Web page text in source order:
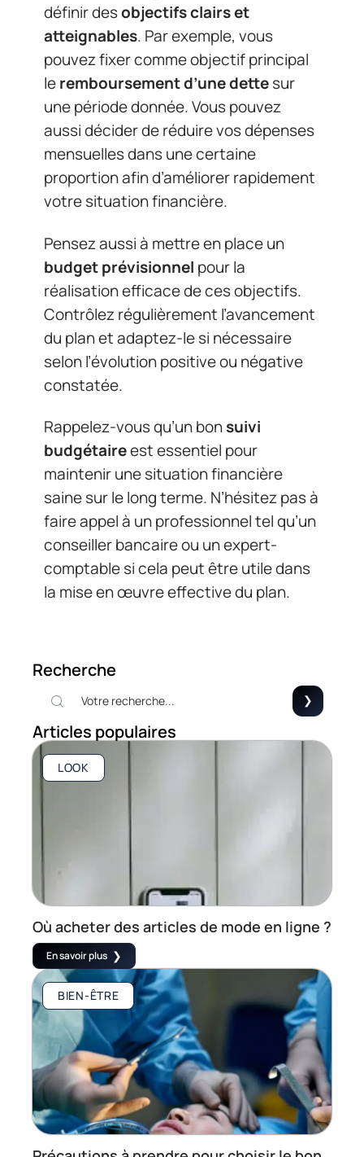
définir desobjectifs clairs et
atteignables. Par exemple, vous
pouvez fixer comme objectif principal
leremboursement d’une dettesur
une période donnée. Vous pouvez
aussi décider de réduire vos dépenses
mensuelles dans une certaine
proportion afin d’améliorer rapidement
votre situation financière.
Pensez aussi à mettre en place un
budget prévisionnel pour la
réalisation efficace de ces objectifs.
Contrôlez régulièrement l’avancement
du plan et adaptez-le si nécessaire
selon l’évolution positive ou négative
constatée.
Rappelez-vous qu’un bonsuivi
budgétaireest essentiel pour
maintenir une situation financière
saine sur le long terme. N’hésitez pas à
faire appel à un professionnel tel qu’un
conseiller bancaire ou un expert-
comptable si cela peut être utile dans
la mise en œuvre effective du plan.
Recherche
Articles populaires
LOOK
Où acheter des articles de mode en ligne ?
En savoir plus
BIEN-ÊTRE